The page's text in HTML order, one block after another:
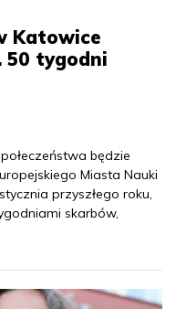
Katowice
50 tygodni
będzie
Miasta Nauki
przyszłego roku,
skarbów,